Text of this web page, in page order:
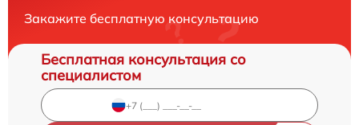
Закажите бесплатную консультацию
Бесплатная консультация со
специалистом